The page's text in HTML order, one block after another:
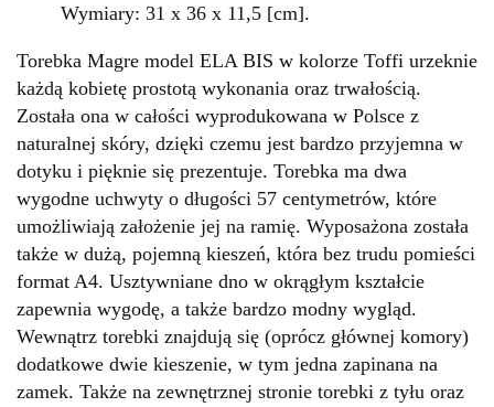
Wymiary: 31 x 36 x 11,5 [cm].
Torebka Magre model ELA BIS w kolorze Toffi urzeknie
każdą kobietę prostotą wykonania oraz trwałością.
Została ona w całości wyprodukowana w Polsce z
naturalnej skóry, dzięki czemu jest bardzo przyjemna w
dotyku i pięknie się prezentuje. Torebka ma dwa
wygodne uchwyty o długości 57 centymetrów, które
umożliwiają założenie jej na ramię. Wyposażona została
także w dużą, pojemną kieszeń, która bez trudu pomieści
format A4. Usztywniane dno w okrągłym kształcie
zapewnia wygodę, a także bardzo modny wygląd.
Wewnątrz torebki znajdują się (oprócz głównej komory)
dodatkowe dwie kieszenie, w tym jedna zapinana na
zamek. Także na zewnętrznej stronie torebki z tyłu oraz